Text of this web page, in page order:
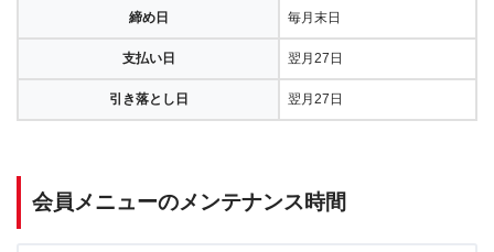
締め日 毎月末日
支払い日 翌月27日
引き落とし日 翌月27日
会員メニューのメンテナンス時間